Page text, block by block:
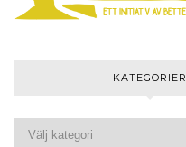
KATEGORIER